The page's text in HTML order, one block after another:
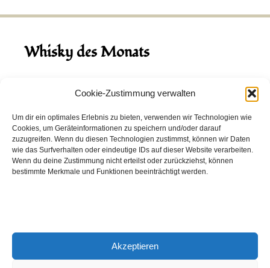
Cookie-Zustimmung verwalten
Um dir ein optimales Erlebnis zu bieten, verwenden wir Technologien wie
Cookies, um Geräteinformationen zu speichern und/oder darauf
zuzugreifen. Wenn du diesen Technologien zustimmst, können wir Daten
wie das Surfverhalten oder eindeutige IDs auf dieser Website verarbeiten.
Wenn du deine Zustimmung nicht erteilst oder zurückziehst, können
bestimmte Merkmale und Funktionen beeinträchtigt werden.
Akzeptieren
Whisky des Monats
August 2026
Hinch Double Wood
Destillerie:Hinch(Irland)
Single Malt, 43.0%
Peated: Nein